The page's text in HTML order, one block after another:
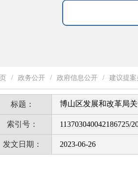
/ 政务公开 / 政府信息公开 / 建议提案
标题： 博山区发展和改革局
索引号： 113703040042186725/
发文日期： 2023-06-26